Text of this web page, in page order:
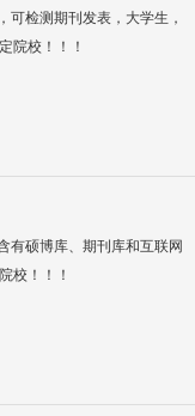
检测期刊发表，大学生，
院校！！！
有硕博库、期刊库和互联网
校！！！